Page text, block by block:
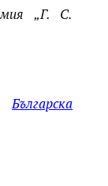
„Г. С.
Българска